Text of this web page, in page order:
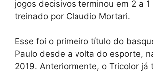
jogos decisivos terminou em 2 a 1
treinado por Claudio Mortari.
Esse foi o primeiro título do
Paulo desde a volta do esporte,
2019. Anteriormente, o Tricolor já